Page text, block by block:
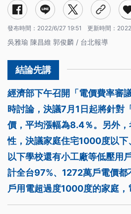
發布時間： 2022/6/27 19:51 更新時間：
吳雅瑜 陳昌維 郭俊麟 / 台北報導
經濟部下午召開「電價費率審
時討論，決議7月1日起將針對
價，平均漲幅為8.4％。另外
性，決議家庭住宅1000度以下
以下學校還有小工廠等低壓用
計全台97%、1272萬戶電價
戶用電超過度1000度的家庭，